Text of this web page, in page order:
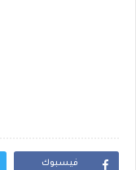
فيسبوك